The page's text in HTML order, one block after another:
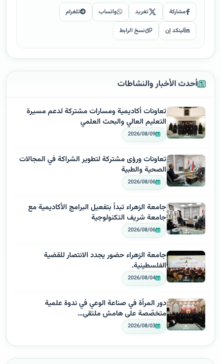
مشاركة تغريد واتساب تلغرام
لينكد إن نسخ الرابط
أحدث الأخبار والنشاطات
تعاونات أكاديمية ومسارات مشتركة لدعم مسيرة
التعليم العالي والبحث العلمي
2026/08/09
تعاونات ورؤى مشتركة لتطوير الشراكة في المجالات
الصحية والطبية
2026/08/06
جامعة الزهراء تبدأ بتفعيل البرامج الأكاديمية مع
جامعة شريف التكنولوجية
2026/08/06
جامعة الزهراء حضور يجدد الانتصار للقضية
الفلسطينية.
2026/08/04
دور المرأة في صناعة الوعي في ندوة علمية
متخصّصة على هامش ملتقى…
2026/08/03